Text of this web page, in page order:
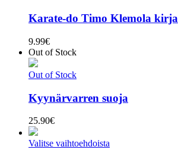
Karate-do Timo Klemola kirja
9.99€
Out of Stock
Out of Stock
Kyynärvarren suoja
25.90€
Valitse vaihtoehdoista